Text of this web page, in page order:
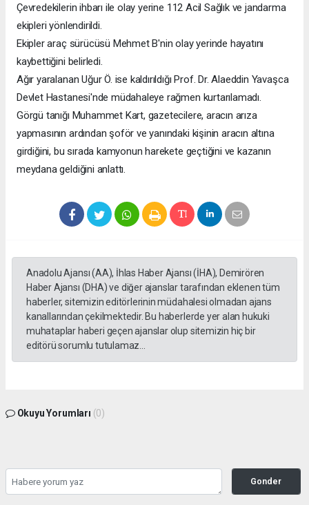
Çevredekilerin ihbarı ile olay yerine 112 Acil Sağlık ve jandarma
ekipleri yönlendirildi.
Ekipler araç sürücüsü Mehmet B'nin olay yerinde hayatını
kaybettiğini belirledi.
Ağır yaralanan Uğur Ö. ise kaldırıldığı Prof. Dr. Alaeddin Yavaşca
Devlet Hastanesi'nde müdahaleye rağmen kurtarılamadı.
Görgü tanığı Muhammet Kart, gazetecilere, aracın arıza
yapmasının ardından şoför ve yanındaki kişinin aracın altına
girdiğini, bu sırada kamyonun harekete geçtiğini ve kazanın
meydana geldiğini anlattı.
Anadolu Ajansı (AA), İhlas Haber Ajansı (İHA), Demirören
Haber Ajansı (DHA) ve diğer ajanslar tarafından eklenen tüm
haberler, sitemizin editörlerinin müdahalesi olmadan ajans
kanallarından çekilmektedir. Bu haberlerde yer alan hukuki
muhataplar haberi geçen ajanslar olup sitemizin hiç bir
editörü sorumlu tutulamaz...
Okuyu Yorumları (0)
Gonder